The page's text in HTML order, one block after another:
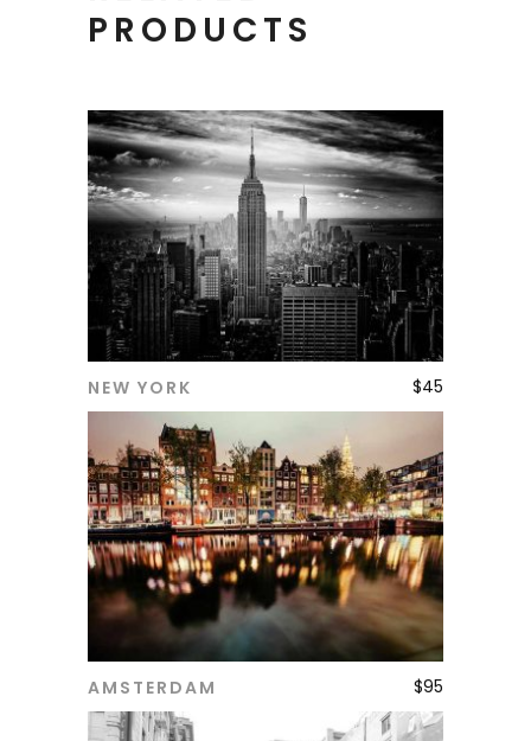
PRODUCTS
NEW YORK $45
ADD TO CART
AMSTERDAM $95